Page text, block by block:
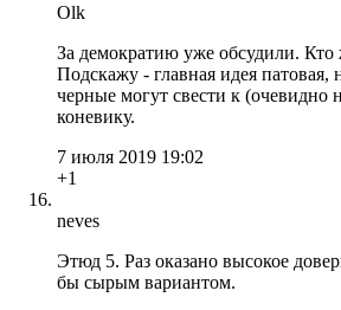
Olk
За демократию уже обсудили.
Подскажу - главная идея
черные могут свести к (очевидно
коневику.
7 июля 2019 19:02
+1
neves
Этюд 5. Раз оказано высокое
бы сырым вариантом.